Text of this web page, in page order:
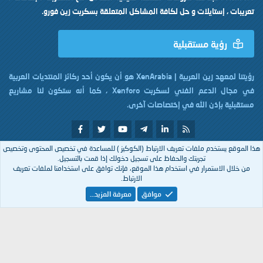
تعريبات ، إستايلات و حل لكافة المشاكل المتعلقة بسكربت زين فورو.
رؤية مستقبلية
رؤيتنا لمعهد زين العربية | XenArabia هو أن يكون أحد ركائز المنتديات العربية
في مجال الدعم الفني لسكربت Xenforo ، كما أنه ستكون لنا مشاريع
مستقبلية بإذن الله في إختصاصات آخرى.
تم التصميم بكل منXenArabia
الشروط والقوانين سياسة الخصوصية
هذا الموقع يستخدم ملفات تعريف الارتباط (الكوكيز ) للمساعدة في تخصيص المحتوى وتخصيص
تجربتك والحفاظ على تسجيل دخولك إذا قمت بالتسجيل.
من خلال الاستمرار في استخدام هذا الموقع، فإنك توافق على استخدامنا لملفات تعريف
الارتباط.
موافق
معرفة المزيد…